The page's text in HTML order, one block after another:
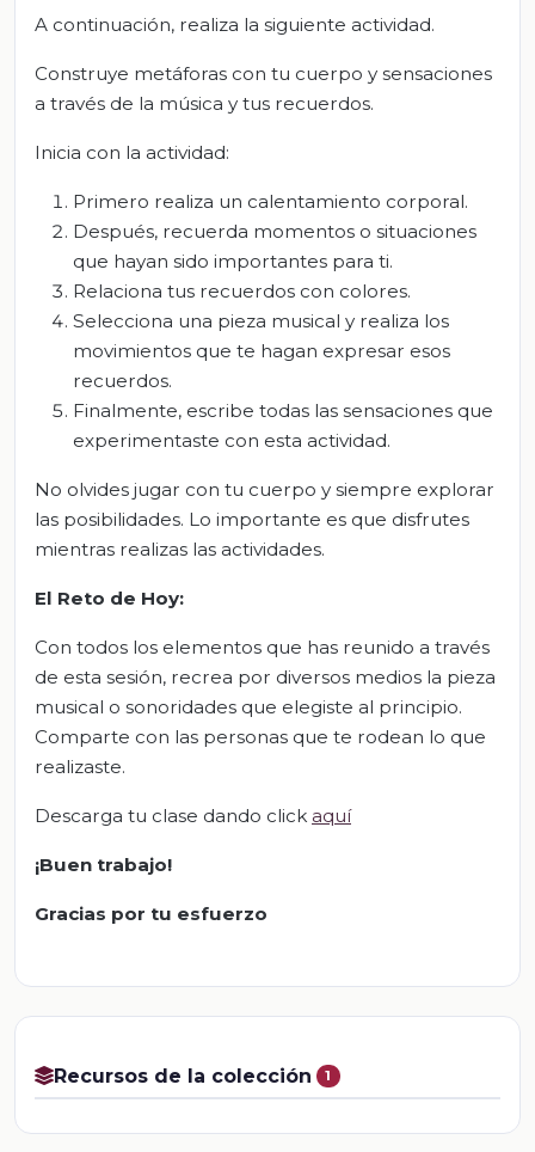
A continuación, realiza la siguiente actividad.
Construye metáforas con tu cuerpo y sensaciones
a través de la música y tus recuerdos.
Inicia con la actividad:
Primero realiza un calentamiento corporal.
Después, recuerda momentos o situaciones
que hayan sido importantes para ti.
Relaciona tus recuerdos con colores.
Selecciona una pieza musical y realiza los
movimientos que te hagan expresar esos
recuerdos.
Finalmente, escribe todas las sensaciones que
experimentaste con esta actividad.
No olvides jugar con tu cuerpo y siempre explorar
las posibilidades. Lo importante es que disfrutes
mientras realizas las actividades.
El Reto de Hoy:
Con todos los elementos que has reunido a través
de esta sesión, recrea por diversos medios la pieza
musical o sonoridades que elegiste al principio.
Comparte con las personas que te rodean lo que
realizaste.
Descarga tu clase dando click aquí
¡Buen trabajo!
Gracias por tu esfuerzo
Recursos de la colección 1